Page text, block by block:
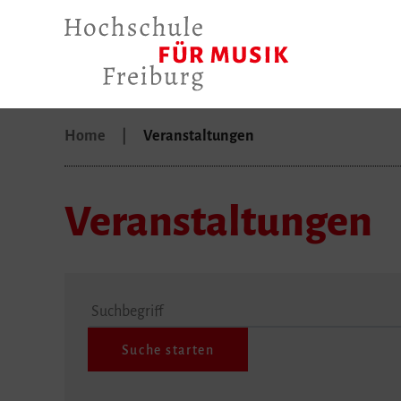
Home Veranstaltungen
Veranstaltungen
Suchbegriff